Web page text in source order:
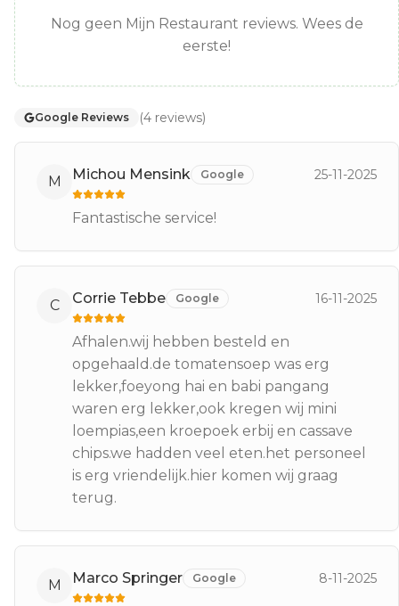
Nog geen Mijn Restaurant reviews. Wees de
eerste!
Google Reviews (4 reviews)
M Michou Mensink Google 25-11-2025
Fantastische service!
C Corrie Tebbe Google 16-11-2025
Afhalen.wij hebben besteld en
opgehaald.de tomatensoep was erg
lekker,foeyong hai en babi pangang
waren erg lekker,ook kregen wij mini
loempias,een kroepoek erbij en cassave
chips.we hadden veel eten.het personeel
is erg vriendelijk.hier komen wij graag
terug.
M Marco Springer Google 8-11-2025